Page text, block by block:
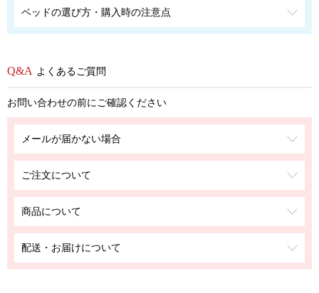
ベッドの選び方・購入時の注意点
よくあるご質問
お問い合わせの前にご確認ください
メールが届かない場合
ご注文について
商品について
配送・お届けについて